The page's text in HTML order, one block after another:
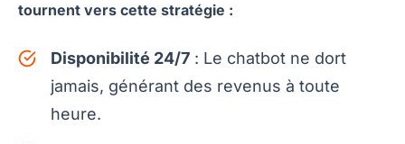
tournent vers cette stratégie :
Disponibilité 24/7 : Le chatbot ne dort
jamais, générant des revenus à toute
heure.